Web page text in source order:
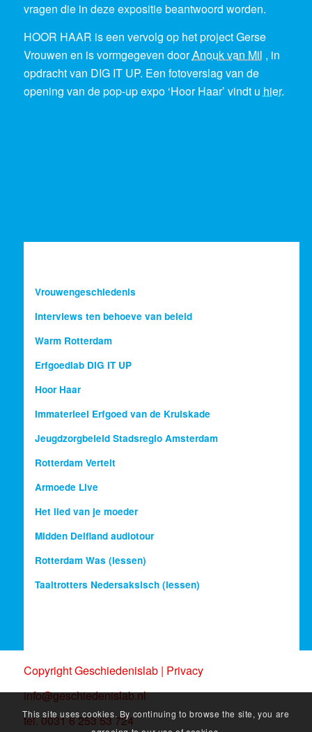
vragen die in deze expositie beantwoord worden.
HOOR HAAR is een vervolg op het project Gerse
Vrouwen en is vormgegeven doorAnouk van Mil , in
opdracht van DIG IT UP. Een fotoverslag van de
opening van de pop-up expo ‘Hoor Haar’ vindt u hier.
Vrouwengeschiedenis
Interviews ten behoeve van beleid
Warm Rotterdam
Erfgoedlab DIG IT UP
Hoor Haar
Immaterieel Erfgoed van de Kruiskade
Jeugdzorgbeleid Stadsregio Amsterdam
Rotterdam Vertelt
Armoede Live
Het lied van je moeder
Midden Delfland audiotour
Rotterdam Was (lessen)
Taaltrotters Nedersaksisch (lessen)
Copyright Geschiedenislab | Privacy
info@geschiedenislab.nl
tel. 0031 6 253 53 724
This site uses cookies. By continuing to browse the site, you are